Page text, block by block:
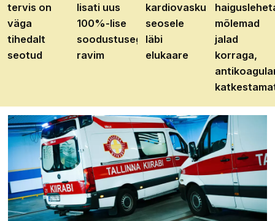
tervis on
väga
tihedalt
seotud
lisati uus
100%-lise
soodustusega
ravim
kardiovaskulaarhaiguste
seosele
läbi
elukaare
mõlemad
jalad
korraga,